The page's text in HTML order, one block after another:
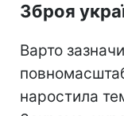
Зброя
Варто
наростила